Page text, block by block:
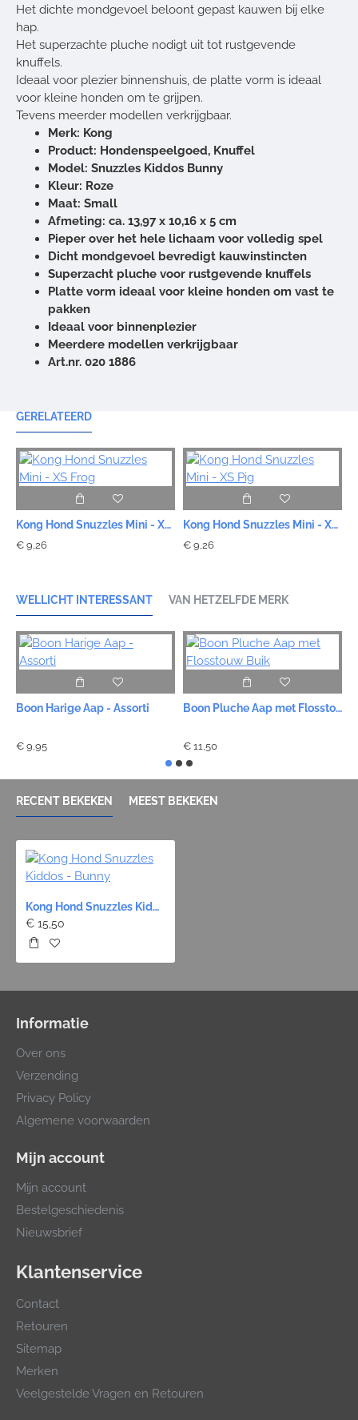
Het dichte mondgevoel beloont gepast kauwen bij elke
hap.
Het superzachte pluche nodigt uit tot rustgevende
knuffels.
Ideaal voor plezier binnenshuis, de platte vorm is ideaal
voor kleine honden om te grijpen.
Tevens meerder modellen verkrijgbaar.
Merk: Kong
Product: Hondenspeelgoed, Knuffel
Model: Snuzzles Kiddos Bunny
Kleur: Roze
Maat: Small
Afmeting: ca. 13,97 x 10,16 x 5 cm
Pieper over het hele lichaam voor volledig spel
Dicht mondgevoel bevredigt kauwinstincten
Superzacht pluche voor rustgevende knuffels
Platte vorm ideaal voor kleine honden om vast te
pakken
Ideaal voor binnenplezier
Meerdere modellen verkrijgbaar
Art.nr. 020 1886
GERELATEERD
Kong Hond Snuzzles Mini - XS Frog
€ 9,26
Kong Hond Snuzzles Mini - XS Pig
€ 9,26
WELLICHT INTERESSANT VAN HETZELFDE MERK
Boon Harige Aap - Assorti
€ 9,95
Boon Pluche Aap met Flosstouw Buik
€ 11,50
RECENT BEKEKEN MEEST BEKEKEN
Kong Hond Snuzzles Kiddos - Bunny
€ 15,50
Informatie
Over ons
Verzending
Privacy Policy
Algemene voorwaarden
Mijn account
Mijn account
Bestelgeschiedenis
Nieuwsbrief
Klantenservice
Contact
Retouren
Sitemap
Merken
Veelgestelde Vragen en Retouren